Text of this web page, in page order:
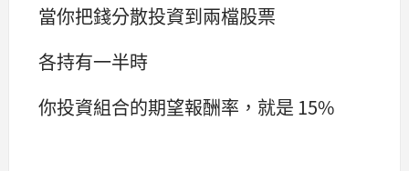
當你把錢分散投資到兩檔股票
各持有一半時
你投資組合的期望報酬率，就是 15%